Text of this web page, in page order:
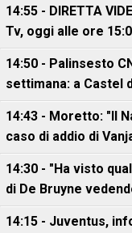
14:55 - DIRETTA
Tv, oggi alle ore
14:50 - Palinsesto
settimana: a Castel
14:43 - Moretto: "Il
caso di addio di
14:30 - "Ha visto
di De Bruyne
14:15 - Juventus,